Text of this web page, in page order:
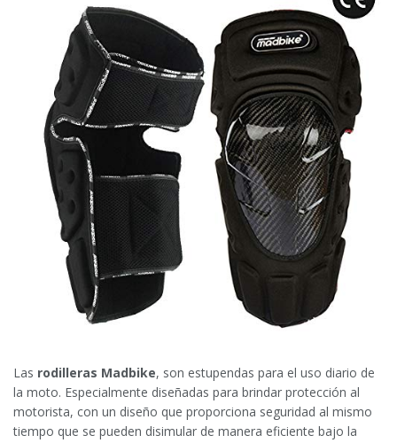
Las rodilleras Madbike, son estupendas para el uso diario de
la moto. Especialmente diseñadas para brindar protección al
motorista, con un diseño que proporciona seguridad al mismo
tiempo que se pueden disimular de manera eficiente bajo la